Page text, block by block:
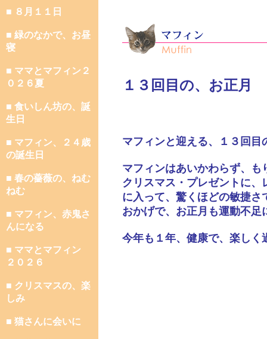
■ ８月１１日
■ 緑のなかで、お昼
寝
■ ママとマフィン２
０２６夏
■ 食いしん坊の、誕
生日
■ マフィン、２４歳
の誕生日
■ 春の薔薇の、ねむ
ねむ
■ マフィン、赤鬼さ
んになる
■ ママとマフィン
２０２６
■ クリスマスの、楽
しみ
■ 猫さんに会いに
１３回目の、お正月
マフィンと迎える、１３回目
マフィンはあいかわらず、
クリスマス・プレゼントに
に入って、驚くほどの敏捷
おかげで、お正月も運動不
今年も１年、健康で、楽しく